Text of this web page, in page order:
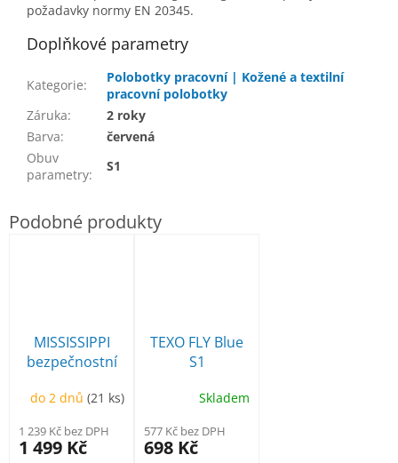
požadavky normy EN 20345.
Doplňkové parametry
Kategorie:
Polobotky pracovní | Kožené a textilní
pracovní polobotky
Záruka:
2 roky
Barva:
červená
Obuv
parametry:
S1
MISSISSIPPI
bezpečnostní
do 2 dnů(21 ks)
1 239 Kč bez DPH
1 499 Kč
TEXO FLY Blue
S1
polobotka
Skladem
577 Kč bez DPH
698 Kč